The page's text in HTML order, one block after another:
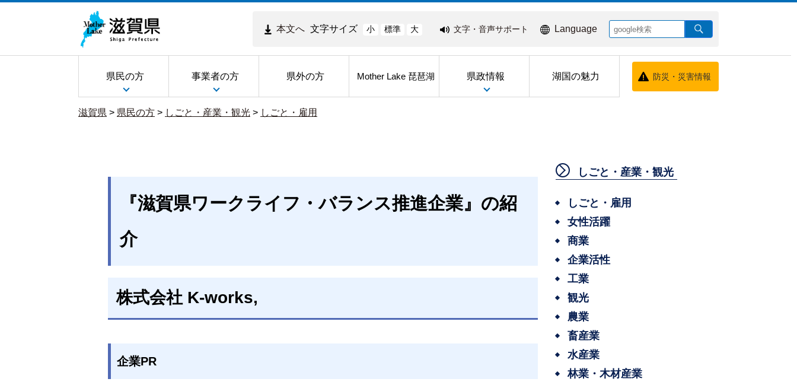
本文へ 文字サイズ 小 標準 大 文字・音声サポート Language
県民の方 事業者の方 県外の方 Mother Lake 琵琶湖 県政情報 湖国の魅力 防災・災害情報
滋賀県 > 県民の方 > しごと・産業・観光 > しごと・雇用
『滋賀県ワークライフ・バランス推進企業』の紹
介
株式会社 K-works,
企業PR
しごと・産業・観光
しごと・雇用
女性活躍
商業
企業活性
工業
観光
農業
畜産業
水産業
林業・木材産業